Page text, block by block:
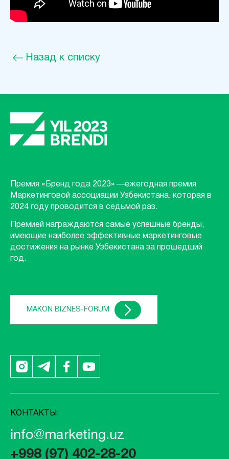
Назад к списку
Премия «Бренд года 2023» —ежегодная премия
Маркетинговой ассоциации Узбекистана, которая в
2024 году проводится в седьмой раз.
Премией награждаются самые успешные бренды,
имеющие наиболее эффективные маркетинговые
достижения на рынке Узбекистана за прошедший
год.
MAKON BIZNES-FORUM
КОНТАКТЫ:
info@marketing.uz
+998 (97) 402-28-20